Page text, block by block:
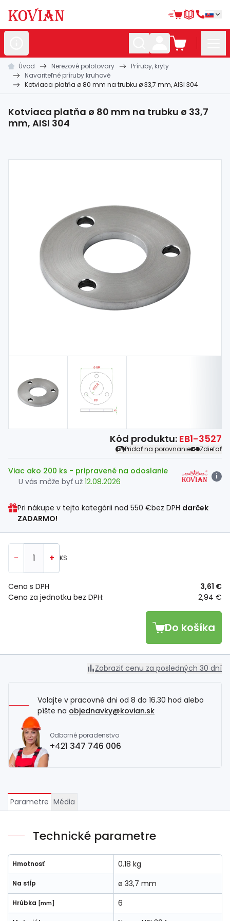
Nerezovépolotovary
Hliníkovépolotovary
Kovanépolotovary
Zábradlia a
materiál
Spojovacímateriál
Úvod Nerezové polotovary
Príruby, kryty
Navariteľné príruby kruhové
Kotviaca platňa ø 80 mm na trubku ø 33,7 mm, AISI 304
Kotviaca platňa ø 80 mm na trubku ø 33,7
mm, AISI 304
Kód produktu: EB1-3527
Pridať na porovnanie Zdieľať
Viac ako 200 ks - pripravené na odoslanie
U vás môže byť už 12.08.2026
i
Pri nákupe v tejto kategórii nad 550 €bez DPH darček
ZADARMO!
- + KS
Cena za jednotku bez DPH: 2,94 €
Cena s DPH 3,61 €
Do košíka
Zobraziť cenu za posledných 30 dní
Volajte v pracovné dni od 8 do 16.30 hod alebo
píšte na objednavky@kovian.sk
Odborné poradenstvo
+421 347 746 006
Parametre Média
Technické parametre
Hmotnosť 0.18 kg
Na stĺp ø 33,7 mm
Hrúbka [mm] 6